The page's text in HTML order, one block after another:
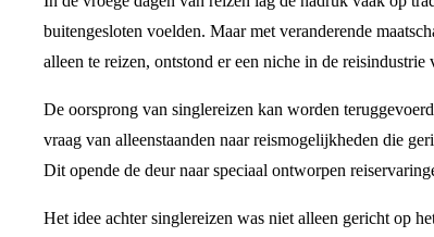
buitengesloten voelden. Maar met veranderende
alleen te reizen, ontstond er een niche in de reisindustrie
De oorsprong van singlereizen kan worden
vraag van alleenstaanden naar reismogelijkheden die
Dit opende de deur naar speciaal ontworpen
Het idee achter singlereizen was niet alleen gericht op